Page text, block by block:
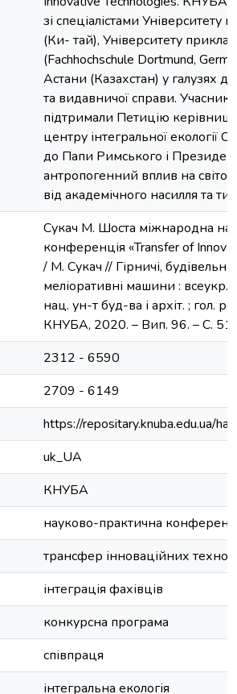
зі спеціалістами Університету
(Ки- тай), Університету
(Fachhochschule Dortmund,
Астани (Казахстан) у галузях
та видавничої справи.
підтримали Петицію
центру інтегральної екології
до Папи Римського і
антропогенний вплив на
від академічного насилля та
Сукач М. Шоста міжнародна
конференція «Transfer of
/ М. Сукач // Гірничі,
меліоративні машини : всеукр.
нац. ун-т буд-ва і архіт. ; гол.
КНУБА, 2020. – Вип. 96. – С. 51
2312 - 6590
2709 - 6149
https://repositary.knuba.edu.ua/
uk_UA
КНУБА
науково-практична
трансфер інноваційних
інтеграція фахівців
конкурсна програма
співпраця
інтегральна екологія